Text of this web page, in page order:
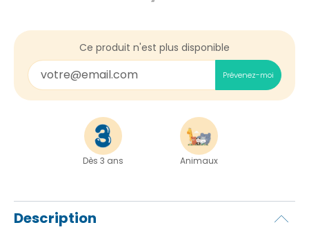
Ce produit n'est plus disponible
Prévenez-moi
Dès 3 ans Animaux
Description